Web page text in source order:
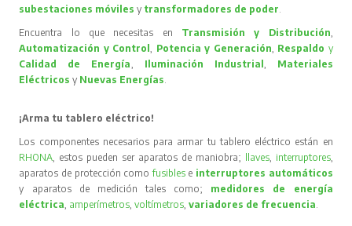
subestaciones móvilesy transformadores de poder.
Encuentra lo que necesitas en Transmisión y Distribución,
Automatización y Control, Potencia y Generación, Respaldo y
Calidad de Energía, Iluminación Industrial , Materiales
Eléctricos y Nuevas Energías.
¡Arma tu tablero eléctrico!
Los componentes necesarios para armar tu tablero eléctrico están en
RHONA, estos pueden ser aparatos de maniobra; llaves, interruptores,
aparatos de protección comofusibles e interruptores automáticos
y aparatos de medición tales como; medidores de energía
eléctrica, amperímetros,voltímetros,variadores de frecuencia.